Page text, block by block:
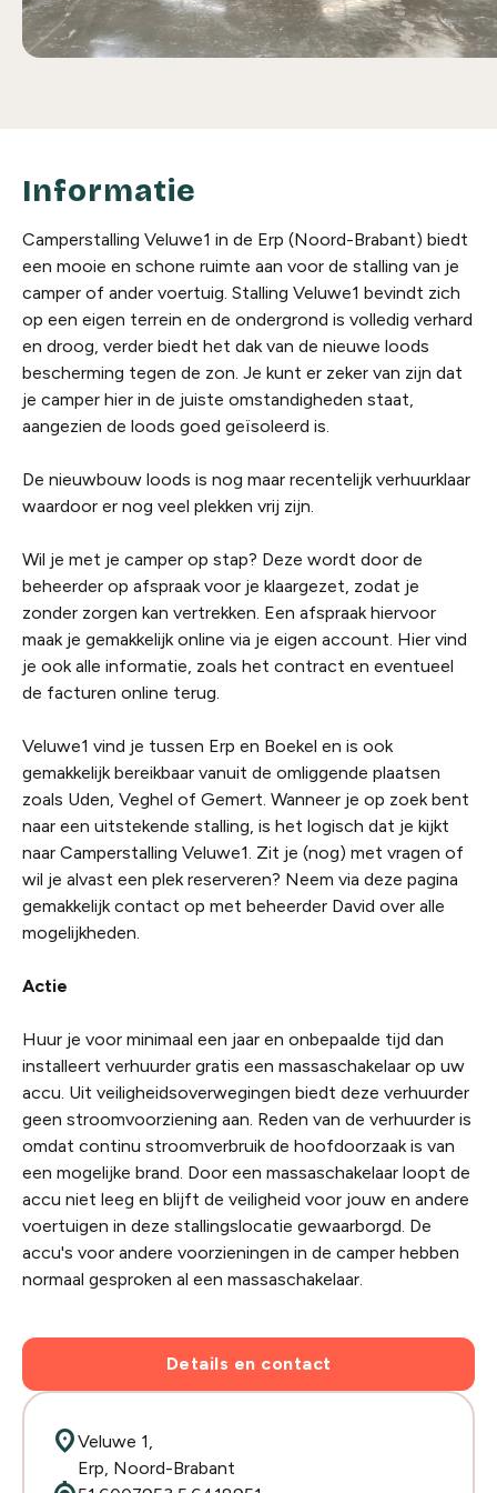
Informatie
Camperstalling Veluwe1 in de Erp (Noord-Brabant) biedt
een mooie en schone ruimte aan voor de stalling van je
camper of ander voertuig. Stalling Veluwe1 bevindt zich
op een eigen terrein en de ondergrond is volledig verhard
en droog, verder biedt het dak van de nieuwe loods
bescherming tegen de zon. Je kunt er zeker van zijn dat
je camper hier in de juiste omstandigheden staat,
aangezien de loods goed geïsoleerd is.
De nieuwbouw loods is nog maar recentelijk verhuurklaar
waardoor er nog veel plekken vrij zijn.
Wil je met je camper op stap? Deze wordt door de
beheerder op afspraak voor je klaargezet, zodat je
zonder zorgen kan vertrekken. Een afspraak hiervoor
maak je gemakkelijk online via je eigen account. Hier vind
je ook alle informatie, zoals het contract en eventueel
de facturen online terug.
Veluwe1 vind je tussen Erp en Boekel en is ook
gemakkelijk bereikbaar vanuit de omliggende plaatsen
zoals Uden, Veghel of Gemert. Wanneer je op zoek bent
naar een uitstekende stalling, is het logisch dat je kijkt
naar Camperstalling Veluwe1. Zit je (nog) met vragen of
wil je alvast een plek reserveren? Neem via deze pagina
gemakkelijk contact op met beheerder David over alle
mogelijkheden.
Actie
Huur je voor minimaal een jaar en onbepaalde tijd dan
installeert verhuurder gratis een massaschakelaar op uw
accu. Uit veiligheidsoverwegingen biedt deze verhuurder
geen stroomvoorziening aan. Reden van de verhuurder is
omdat continu stroomverbruik de hoofdoorzaak is van
een mogelijke brand. Door een massaschakelaar loopt de
accu niet leeg en blijft de veiligheid voor jouw en andere
voertuigen in deze stallingslocatie gewaarborgd. De
accu's voor andere voorzieningen in de camper hebben
normaal gesproken al een massaschakelaar.
Details en contact
location_onVeluwe 1,
Erp, Noord-Brabant